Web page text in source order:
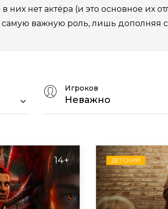
них нет актёра (и это основное их
самую важную роль, лишь
Игроков
Неважно
14+ ДЕТСКИЙ